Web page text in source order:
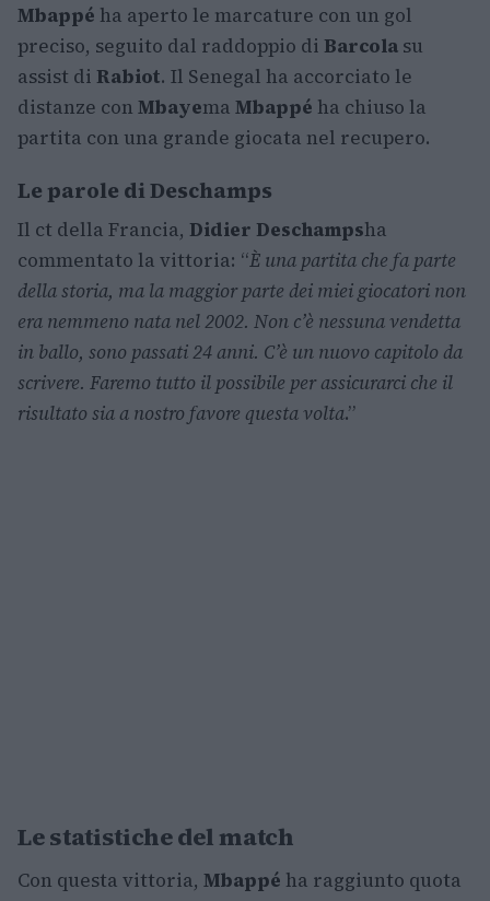
Mbappé ha aperto le marcature con un gol
preciso, seguito dal raddoppio di Barcola su
assist di Rabiot. Il Senegal ha accorciato le
distanze con Mbayema Mbappé ha chiuso la
partita con una grande giocata nel recupero.
Le parole di Deschamps
Il ct della Francia, Didier Deschampsha
commentato la vittoria: “È una partita che fa parte
della storia, ma la maggior parte dei miei giocatori non
era nemmeno nata nel 2002. Non c’è nessuna vendetta
in ballo, sono passati 24 anni. C’è un nuovo capitolo da
scrivere. Faremo tutto il possibile per assicurarci che il
risultato sia a nostro favore questa volta.”
Le statistiche del match
Con questa vittoria, Mbappé ha raggiunto quota